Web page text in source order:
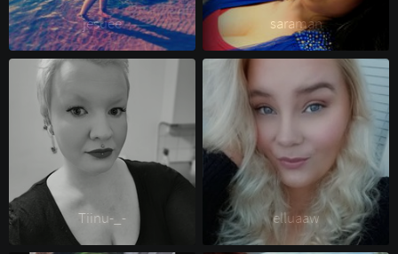
jesuee saraman
Tiinu-_- elluaaw